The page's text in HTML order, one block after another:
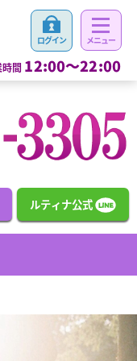
時間 12:00～22:00
ルティナ公式